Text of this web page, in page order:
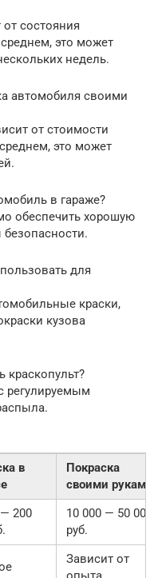
состояния
это может
недель.
автомобиля своими
от стоимости
это может
в гараже?
обеспечить хорошую
для
краски,
кузова
краскопульт?
регулируемым
в
Покраска
своими руками
200
10 000 — 50 000
руб.
Зависит от